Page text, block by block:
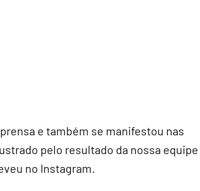
e também se manifestou nas
pelo resultado da nossa equipe
no Instagram.